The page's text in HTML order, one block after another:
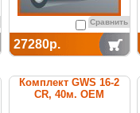
Сравнить
27280р.
Комплект GWS 16-2
CR, 40м. ОЕМ